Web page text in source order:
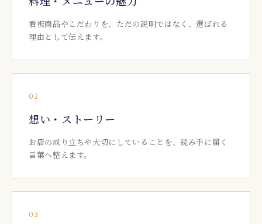
看板商品やこだわりを、ただの説明ではなく、選ばれる
理由として伝えます。
02
想い・ストーリー
お店の成り立ちや大切にしていることを、読み手に届く
言葉へ整えます。
03